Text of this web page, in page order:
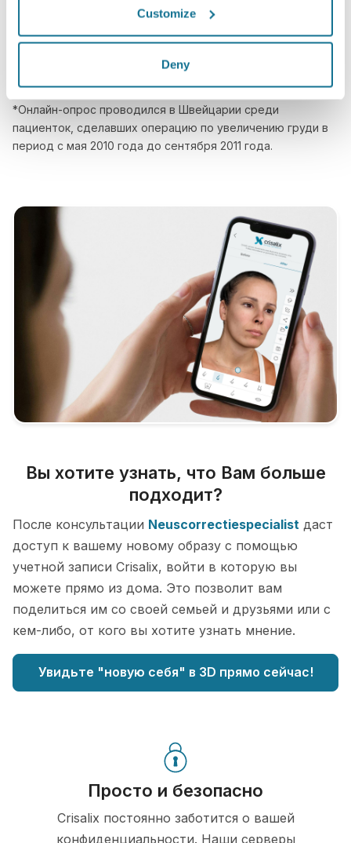
Customize
Deny
удовлетворены или очень удовлетворены
*Онлайн-опрос проводился в Швейцарии среди
пациенток, сделавших операцию по увеличению груди в
период с мая 2010 года до сентября 2011 года.
Вы хотите узнать, что Вам больше
подходит?
После консультации Neuscorrectiespecialist даст
доступ к вашему новому образу с помощью
учетной записи Crisalix, войти в которую вы
можете прямо из дома. Это позволит вам
поделиться им со своей семьей и друзьями или с
кем-либо, от кого вы хотите узнать мнение.
Увидьте "новую себя" в 3D прямо сейчас!
Просто и безопасно
Crisalix постоянно заботится о вашей
конфиденциальности. Наши серверы